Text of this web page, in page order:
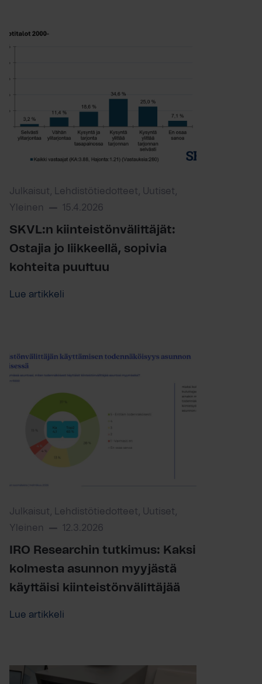
Julkaisut, Lehdistötiedotteet, Uutiset,
Yleinen
15.4.2026
SKVL:n kiinteistönvälittäjät:
Ostajia jo liikkeellä, sopivia
kohteita puuttuu
Lue artikkeli
Julkaisut, Lehdistötiedotteet, Uutiset,
Yleinen
12.3.2026
IRO Researchin tutkimus: Kaksi
kolmesta asunnon myyjästä
käyttäisi kiinteistönvälittäjää
Lue artikkeli